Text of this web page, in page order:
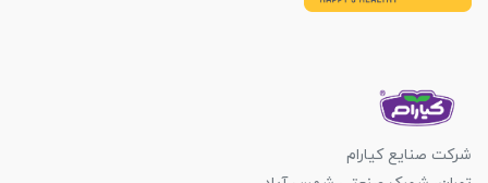
شرکت صنایع کیارام